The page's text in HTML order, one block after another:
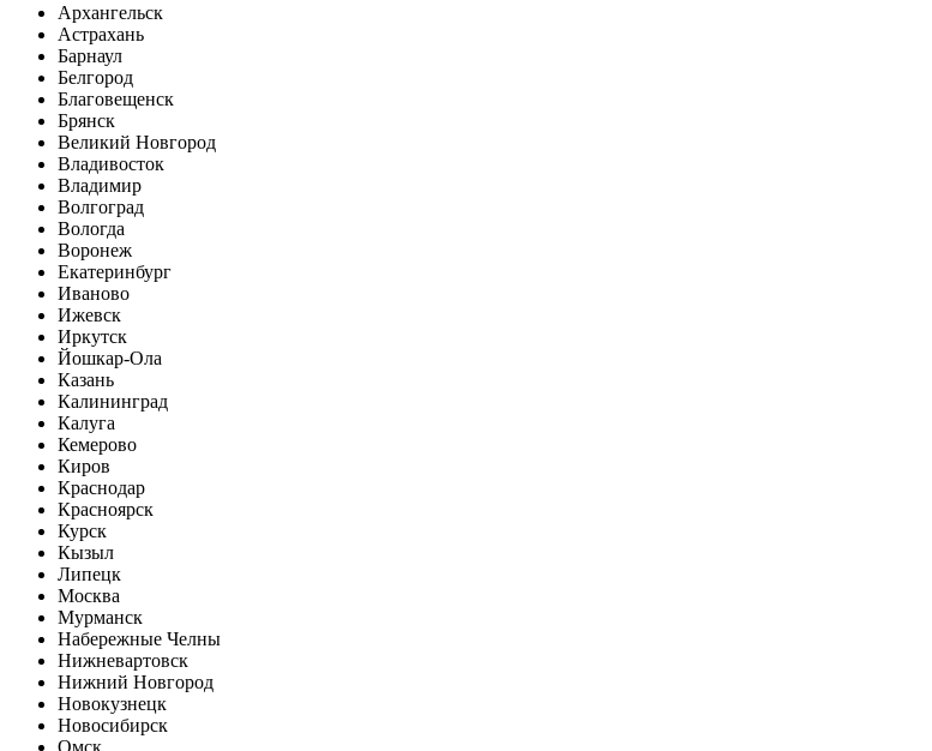
Архангельск
Астрахань
Барнаул
Белгород
Благовещенск
Брянск
Великий Новгород
Владивосток
Владимир
Волгоград
Вологда
Воронеж
Екатеринбург
Иваново
Ижевск
Иркутск
Йошкар-Ола
Казань
Калининград
Калуга
Кемерово
Киров
Краснодар
Красноярск
Курск
Кызыл
Липецк
Москва
Мурманск
Набережные Челны
Нижневартовск
Нижний Новгород
Новокузнецк
Новосибирск
Омск